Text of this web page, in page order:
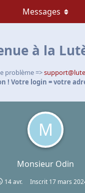
à la
problème =>
! Votre login = votre
M
Monsieur Odin
14 avr. Inscrit 17 mars
Messages